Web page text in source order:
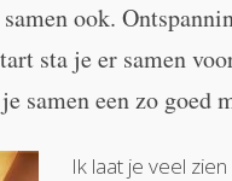
ook.
sta je er samen
samen een zo
Ik laat je veel